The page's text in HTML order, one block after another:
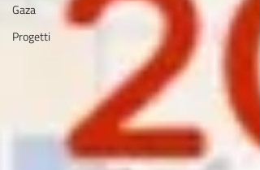
Gaza
Progetti